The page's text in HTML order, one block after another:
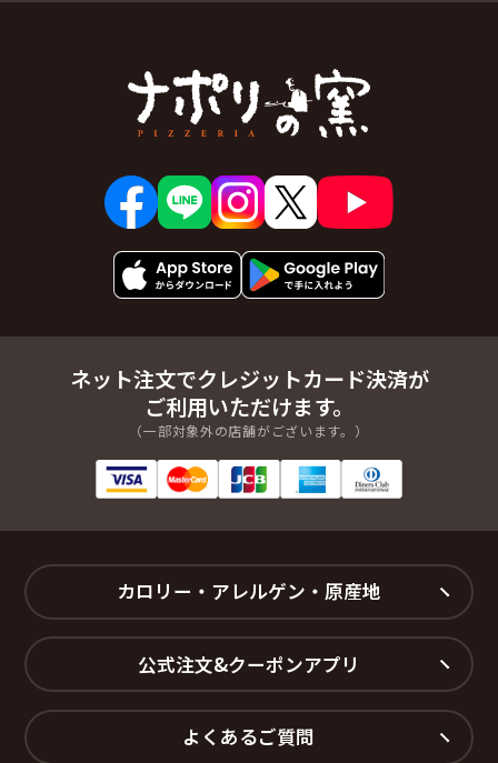
ネット注文でクレジットカード決済が
ご利用いただけます。
（一部対象外の店舗がございます。）
カロリー・アレルゲン・原産地
公式注文&クーポンアプリ
よくあるご質問